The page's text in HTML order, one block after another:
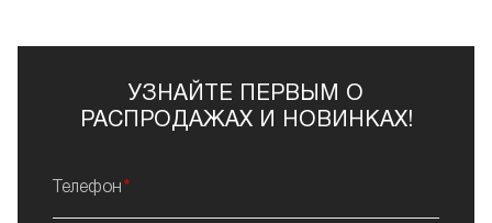
УЗНАЙТЕ ПЕРВЫМ О
РАСПРОДАЖАХ И НОВИНКАХ!
Телефон